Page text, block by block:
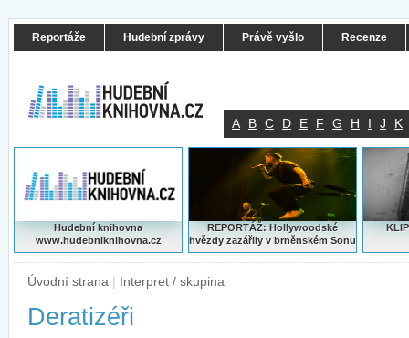
Reportáže Hudební zprávy Právě vyšlo Recenze
A B C D E F G H I J K
Hudební knihovna
www.hudebniknihovna.cz
REPORTÁŽ: Hollywoodské
hvězdy zazářily v brněnském Sonu
Úvodní strana | Interpret / skupina
Deratizéři